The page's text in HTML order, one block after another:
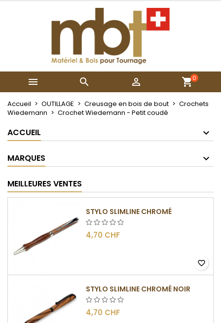
   0
Accueil OUTILLAGE Creusage en bois de bout
Crochets
Wiedemann
Crochet Wiedemann - Petit coudé
ACCUEIL
MARQUES
MEILLEURES VENTES
STYLO SLIMLINE CHROMÉ
4,70 CHF
favorite_border
STYLO SLIMLINE CHROMÉ NOIR
4,70 CHF
Mes listes
Créer une nouvelle liste
Créer une liste d'envies
Connexion
Vous devez être connecté pour ajouter des produits
à votre liste d'envies.
Annuler Connexion